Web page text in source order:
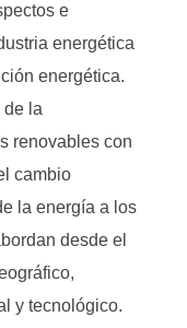
e
energética
energética.
de la
renovables con
cambio
la energía a los
desde el
y tecnológico.